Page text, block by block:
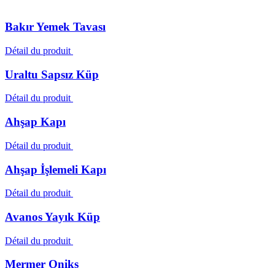
Bakır Yemek Tavası
Détail du produit
Uraltu Sapsız Küp
Détail du produit
Ahşap Kapı
Détail du produit
Ahşap İşlemeli Kapı
Détail du produit
Avanos Yayık Küp
Détail du produit
Mermer Oniks